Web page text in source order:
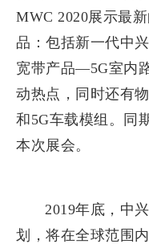
MWC 2020展示最
品：包括新一代中
宽带产品—5G室内
动热点，同时还有
和5G车载模组。同
本次展会。
2019年底，中
划，将在全球范围